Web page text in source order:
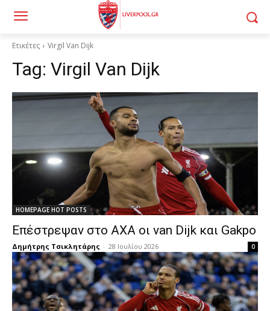
Ετικέτες Virgil Van Dijk
Tag: Virgil Van Dijk
HOMEPAGE HOT POSTS
Επέστρεψαν στο AXA οι van Dijk και Gakpo
Δημήτρης Τσικλητάρης - 28 Ιουλίου 2026 0